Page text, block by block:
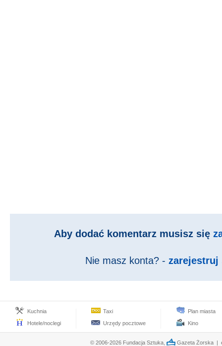
Aby dodać komentarz musisz się
Nie masz konta? - zarejestruj
Kuchnia
Hotele/noclegi
Taxi
Urzędy pocztowe
Plan miasta
Kino
© 2006-2026 Fundacja Sztuka, Gazeta Żorska |